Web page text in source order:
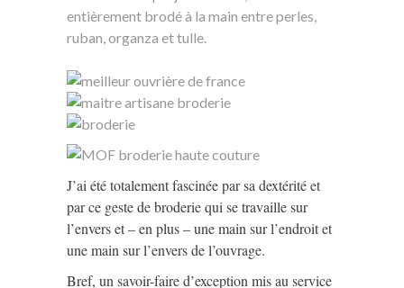
entièrement brodé à la main entre perles,
ruban, organza et tulle.
J’ai été totalement fascinée par sa dextérité et
par ce geste de broderie qui se travaille sur
l’envers et – en plus – une main sur l’endroit et
une main sur l’envers de l’ouvrage.
Bref, un savoir-faire d’exception mis au service